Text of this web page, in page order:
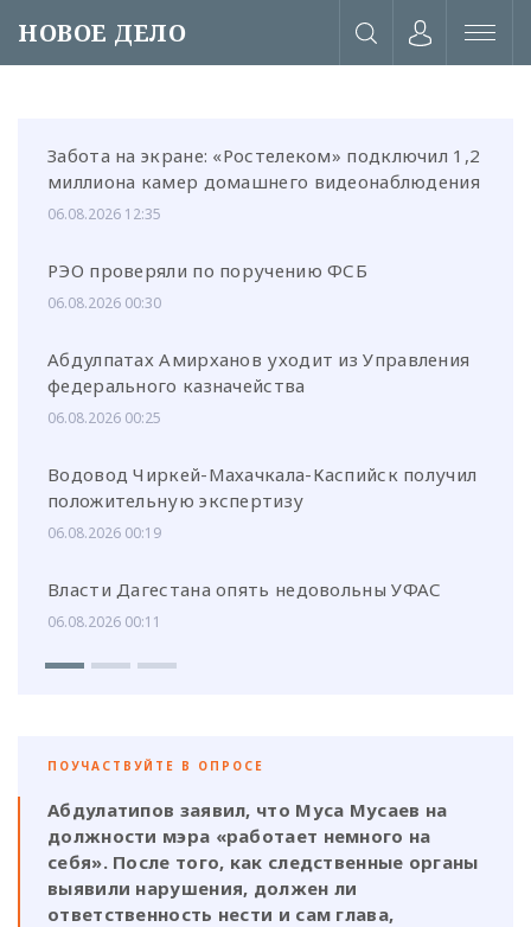
НОВОЕ ДЕЛО
или через соц. сети
Забота на экране: «Ростелеком» подключил 1,2
миллиона камер домашнего видеонаблюдения
06.08.2026 12:35
РЭО проверяли по поручению ФСБ
06.08.2026 00:30
Абдулпатах Амирханов уходит из Управления
федерального казначейства
06.08.2026 00:25
Водовод Чиркей-Махачкала-Каспийск получил
положительную экспертизу
06.08.2026 00:19
Власти Дагестана опять недовольны УФАС
06.08.2026 00:11
ПОУЧАСТВУЙТЕ В ОПРОСЕ
Абдулатипов заявил, что Муса Мусаев на
должности мэра «работает немного на
себя». После того, как следственные органы
выявили нарушения, должен ли
ответственность нести и сам глава,